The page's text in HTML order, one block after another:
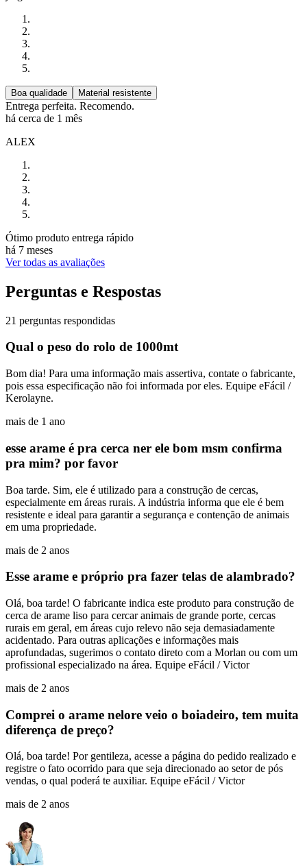
Boa qualidade Material resistente
Entrega perfeita. Recomendo.
há cerca de 1 mês
ALEX
Ótimo produto entrega rápido
há 7 meses
Ver todas as avaliações
Perguntas e Respostas
21 perguntas respondidas
Qual o peso do rolo de 1000mt
Bom dia! Para uma informação mais assertiva, contate o fabricante,
pois essa especificação não foi informada por eles. Equipe eFácil /
Kerolayne.
mais de 1 ano
esse arame é pra cerca ner ele bom msm confirma
pra mim? por favor
Boa tarde. Sim, ele é utilizado para a construção de cercas,
especialmente em áreas rurais. A indústria informa que ele é bem
resistente e ideal para garantir a segurança e contenção de animais
em uma propriedade.
mais de 2 anos
Esse arame e próprio pra fazer telas de alambrado?
Olá, boa tarde! O fabricante indica este produto para construção de
cerca de arame liso para cercar animais de grande porte, cercas
rurais em geral, em áreas cujo relevo não seja demasiadamente
acidentado. Para outras aplicações e informações mais
aprofundadas, sugerimos o contato direto com a Morlan ou com um
profissional especializado na área. Equipe eFácil / Victor
mais de 2 anos
Comprei o arame nelore veio o boiadeiro, tem muita
diferença de preço?
Olá, boa tarde! Por gentileza, acesse a página do pedido realizado e
registre o fato ocorrido para que seja direcionado ao setor de pós
vendas, o qual poderá te auxiliar. Equipe eFácil / Victor
mais de 2 anos